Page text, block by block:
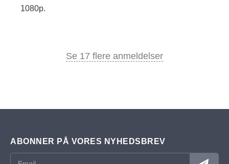
1080p.
Se 17 flere anmeldelser
ABONNER PÅ VORES NYHEDSBREV